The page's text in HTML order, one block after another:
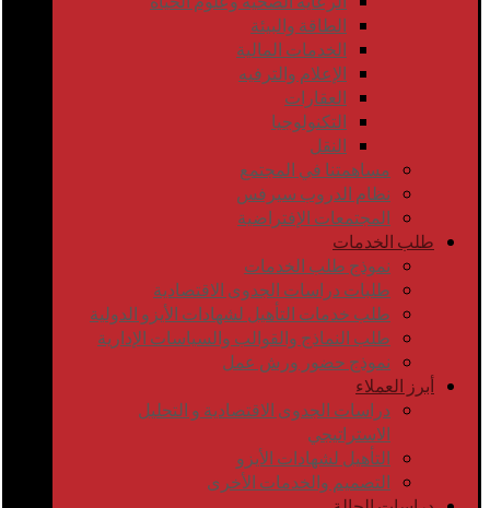
الطاقة والبيئة
الخدمات المالية
الإعلام والترفيه
العقارات
التكنولوجيا
النقل
مساهمتنا في المجتمع
نظام الدروب سيرفس
المجتمعات الإفتراضية
طلب الخدمات
نموذج طلب الخدمات
طلبات دراسات الجدوى الاقتصادية
طلب خدمات التأهيل لشهادات الأيزو الدولية
طلب النماذج والقوالب والسياسات الإدارية
نموذج حضور ورش عمل
أبرز العملاء
دراسات الجدوى الاقتصادية و التحليل
الاستراتيجي
التأهيل لشهادات الأيزو
التصميم والخدمات الأخرى